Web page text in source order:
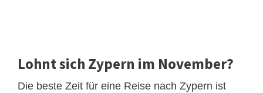
Lohnt sich Zypern im November?
Die beste Zeit für eine Reise nach Zypern ist